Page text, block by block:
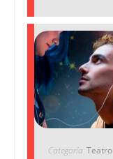
Categoría Teatro